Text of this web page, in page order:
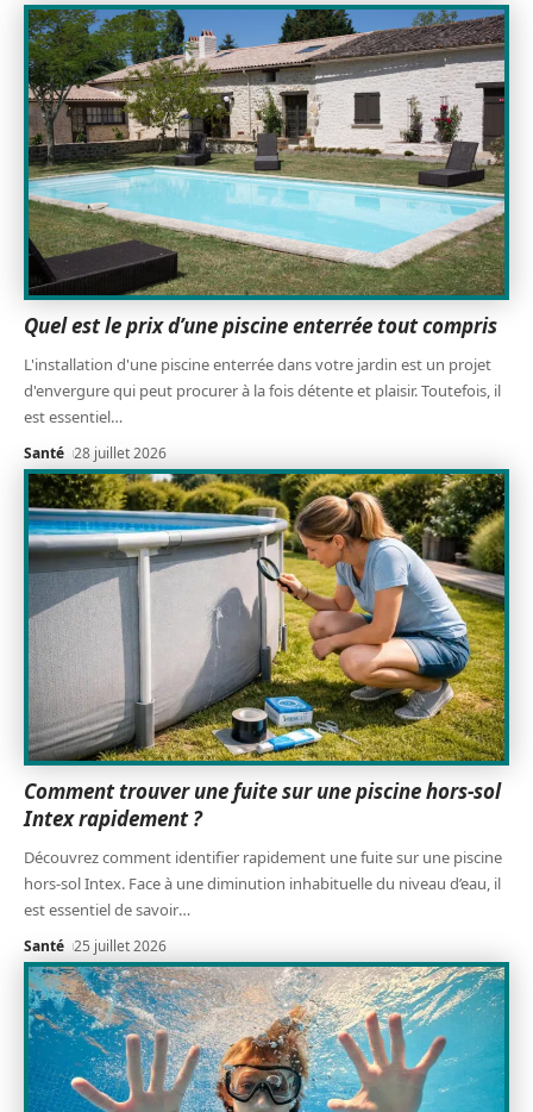
Quel est le prix d’une piscine enterrée tout compris
L'installation d'une piscine enterrée dans votre jardin est un projet
d'envergure qui peut procurer à la fois détente et plaisir. Toutefois, il
est essentiel…
Santé 28 juillet 2026
Comment trouver une fuite sur une piscine hors-sol
Intex rapidement ?
Découvrez comment identifier rapidement une fuite sur une piscine
hors-sol Intex. Face à une diminution inhabituelle du niveau d’eau, il
est essentiel de savoir…
Santé 25 juillet 2026